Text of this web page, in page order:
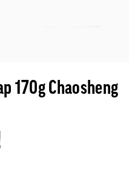
170g Chaosheng